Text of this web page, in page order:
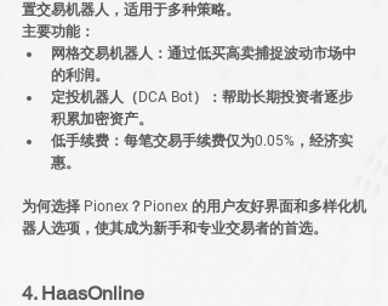
置交易机器人，适用于多种策略。
主要功能：
网格交易机器人 ：通过低买高卖捕捉波动市场中
的利润。
定投机器人（DCA Bot）
：帮助长期投资者逐步
积累加密资产。
低手续费 ：每笔交易手续费仅为0.05%，经济实
惠。
为何选择 Pionex？ Pionex 的用户友好界面和多样化机
器人选项，使其成为新手和专业交易者的首选。
4. HaasOnline